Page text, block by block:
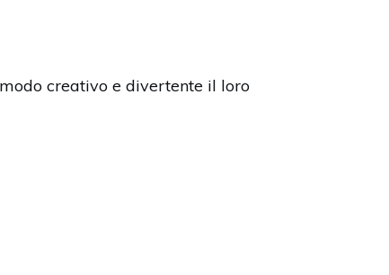
creativo e divertente il loro